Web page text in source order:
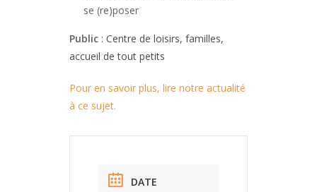
se (re)poser
Public : Centre de loisirs, familles,
accueil de tout petits
Pour en savoir plus, lire notre actualité
à ce sujet.
DATE